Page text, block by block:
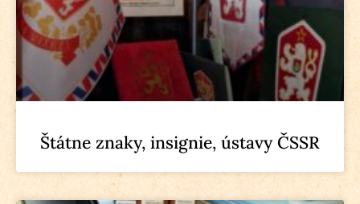
Štátne znaky, insignie, ústavy ČSSR